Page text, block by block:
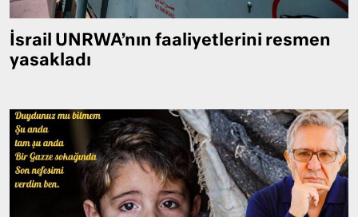
İsrail UNRWA’nın faaliyetlerini resmen
yasakladı